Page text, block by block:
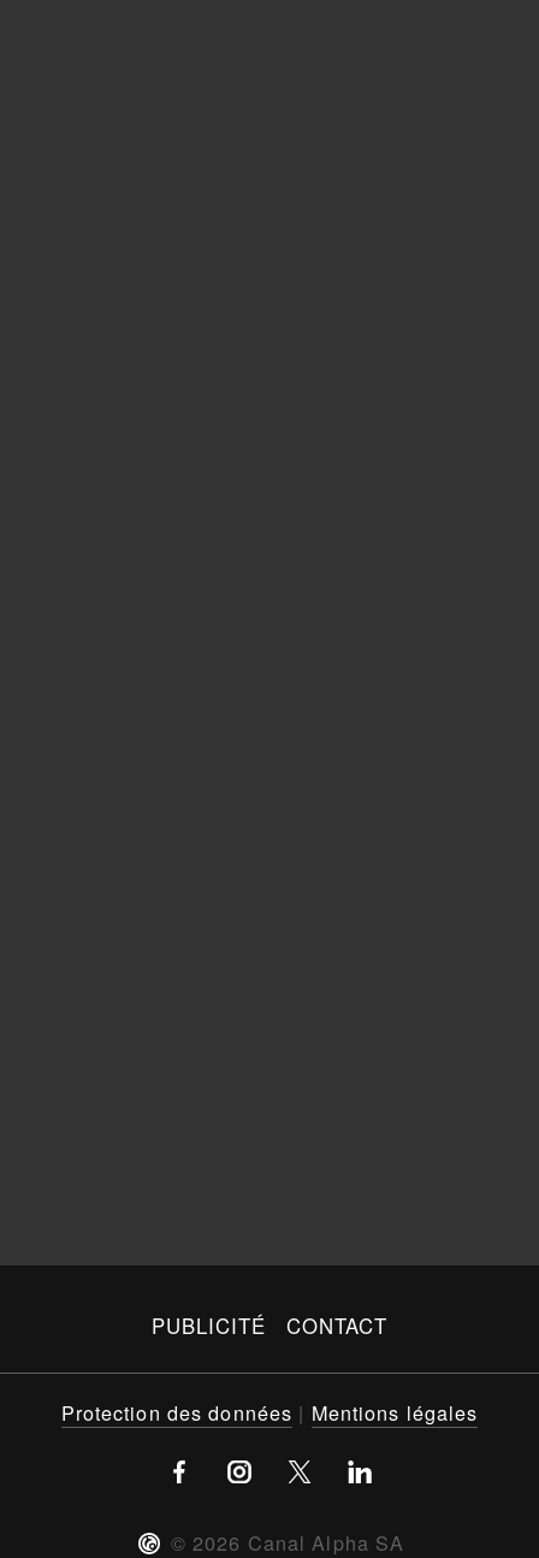
PUBLICITÉ CONTACT
© 2026 Canal Alpha SA
Protection des données | Mentions légales